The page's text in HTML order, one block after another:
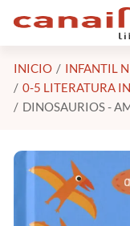
Saltar al contenido
INICIO
INFANTIL
0-5 LITERATURA
DINOSAURIOS -